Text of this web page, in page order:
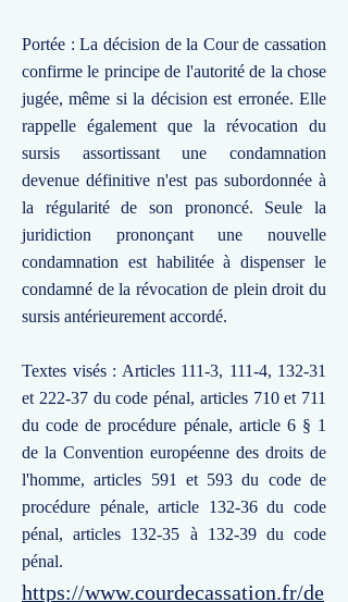
Portée : La décision de la Cour de cassation
confirme le principe de l'autorité de la chose
jugée, même si la décision est erronée. Elle
rappelle également que la révocation du
sursis assortissant une condamnation
devenue définitive n'est pas subordonnée à
la régularité de son prononcé. Seule la
juridiction prononçant une nouvelle
condamnation est habilitée à dispenser le
condamné de la révocation de plein droit du
sursis antérieurement accordé.
Textes visés : Articles 111-3, 111-4, 132-31
et 222-37 du code pénal, articles 710 et 711
du code de procédure pénale, article 6 § 1
de la Convention européenne des droits de
l'homme, articles 591 et 593 du code de
procédure pénale, article 132-36 du code
pénal, articles 132-35 à 132-39 du code
pénal.
https://www.courdecassation.fr/de